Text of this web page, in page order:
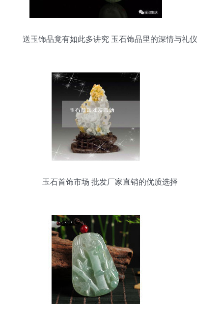
送玉饰品竟有如此多讲究 玉石饰品里的深情与礼仪
玉石首饰市场 批发厂家直销的优质选择